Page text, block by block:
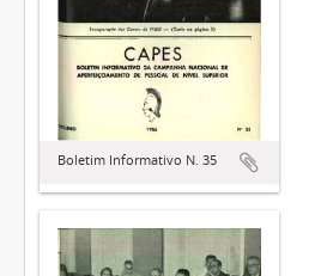
Boletim Informativo N. 35